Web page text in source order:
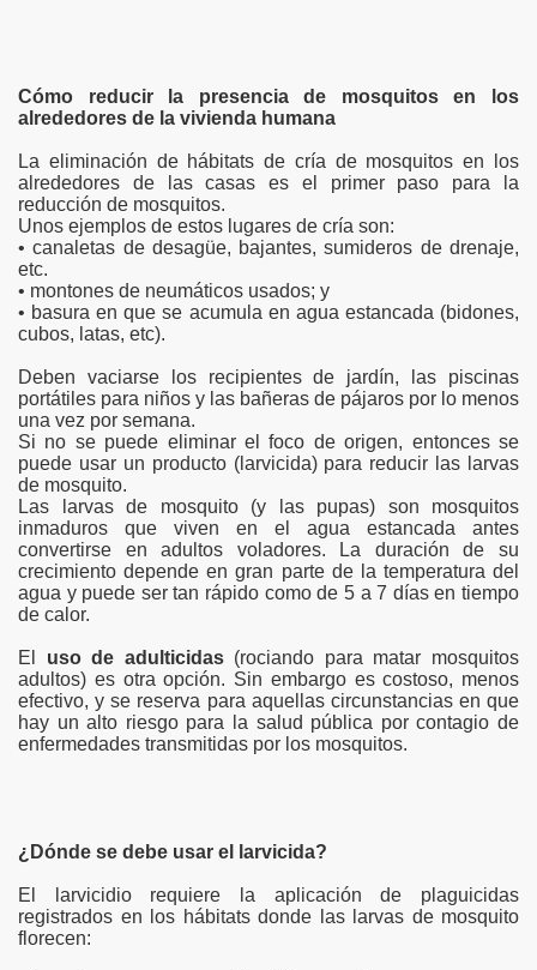
Cómo reducir la presencia de mosquitos en los
alrededores de la vivienda humana
La eliminación de hábitats de cría de mosquitos en los
alrededores de las casas es el primer paso para la
reducción de mosquitos.
Unos ejemplos de estos lugares de cría son:
• canaletas de desagüe, bajantes, sumideros de drenaje,
etc.
• montones de neumáticos usados; y
• basura en que se acumula en agua estancada (bidones,
cubos, latas, etc).
Deben vaciarse los recipientes de jardín, las piscinas
portátiles para niños y las bañeras de pájaros por lo menos
una vez por semana.
Si no se puede eliminar el foco de origen, entonces se
puede usar un producto (larvicida) para reducir las larvas
de mosquito.
Las larvas de mosquito (y las pupas) son mosquitos
inmaduros que viven en el agua estancada antes
convertirse en adultos voladores. La duración de su
crecimiento depende en gran parte de la temperatura del
agua y puede ser tan rápido como de 5 a 7 días en tiempo
de calor.
El uso de adulticidas(rociando para matar mosquitos
adultos) es otra opción. Sin embargo es costoso, menos
efectivo, y se reserva para aquellas circunstancias en que
hay un alto riesgo para la salud pública por contagio de
enfermedades transmitidas por los mosquitos.
¿Dónde se debe usar el larvicida?
El larvicidio requiere la aplicación de plaguicidas
registrados en los hábitats donde las larvas de mosquito
florecen: